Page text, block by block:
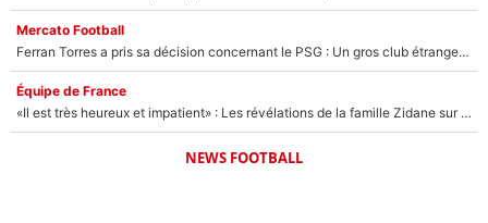
Mercato Football
Ferran Torres a pris sa décision concernant le PSG : Un gros club étranger prêt à relancer le feuilleton pour la signature du champion du monde 2026 !
Équipe de France
«Il est très heureux et impatient» : Les révélations de la famille Zidane sur sa prise de pouvoir en équipe de France !
NEWS FOOTBALL